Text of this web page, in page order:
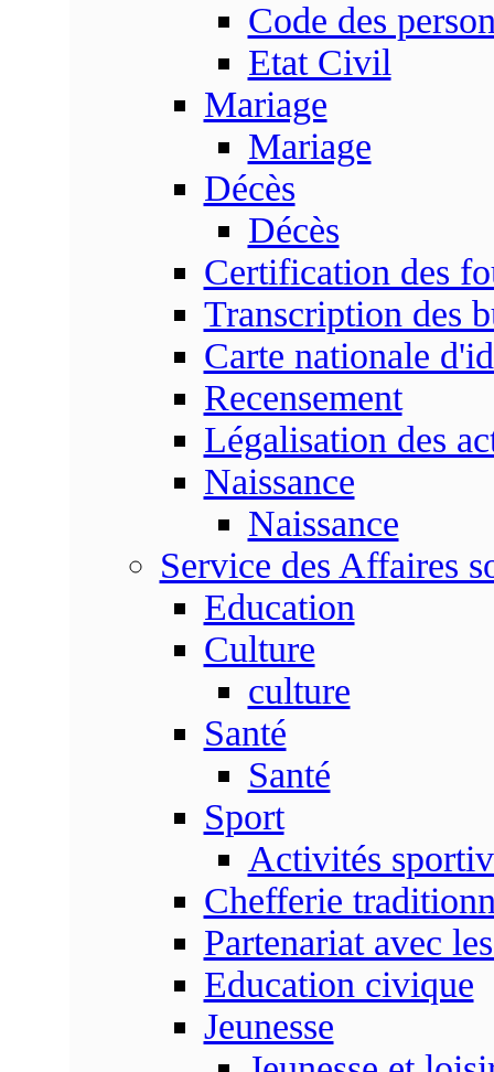
Code des
Etat Civil
Mariage
Mariage
Décès
Décès
Certification des
Transcription des
Carte nationale
Recensement
Légalisation des
Naissance
Naissance
Service des Affaires
Education
Culture
culture
Santé
Santé
Sport
Activités
Chefferie
Partenariat avec
Education civique
Jeunesse